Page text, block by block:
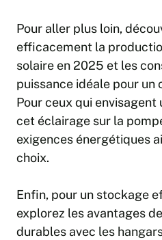
Pour aller plus loin,
efficacement la
solaire en 2025 et les
puissance idéale pour un
Pour ceux qui envisagent
cet éclairage sur la
exigences énergétiques
choix.
Enfin, pour un stockage
explorez les avantages
durables avec les